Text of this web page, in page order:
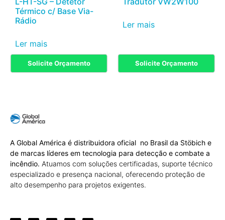
Térmico c/ Base Via-
Rádio
Solicite Orçamento
Ler mais
Solicite Orçamento
Ler mais
A Global América é distribuidora oficial no Brasil da Stöbich e
de marcas líderes em tecnologia para detecção e combate a
incêndio. Atuamos com soluções certificadas, suporte técnico
especializado e presença nacional, oferecendo proteção de
alto desempenho para projetos exigentes.